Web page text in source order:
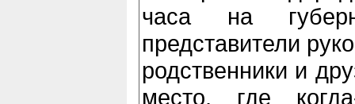
часа на
представители
родственники и
место, где